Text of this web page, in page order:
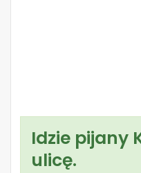
Idzie pijany
ulicę.